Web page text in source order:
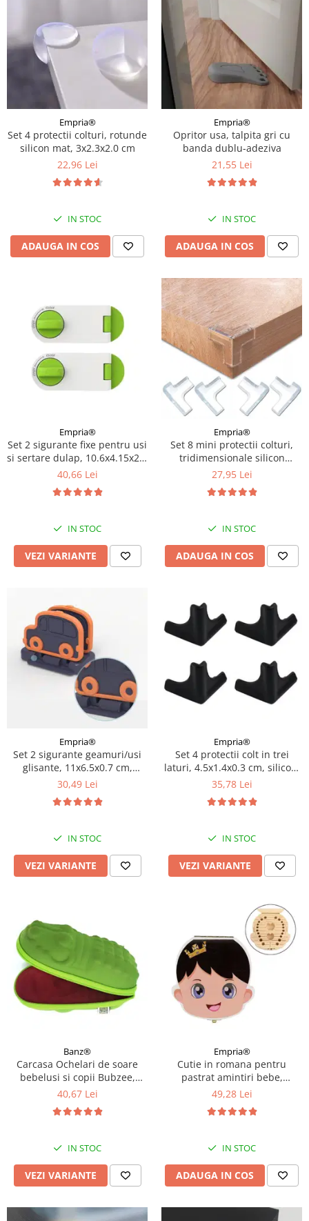
Empria®
Set 4 protectii colturi, rotunde
silicon mat, 3x2.3x2.0 cm
22,96 Lei
IN STOC
ADAUGA IN COS
Empria®
Opritor usa, talpita gri cu
banda dublu-adeziva
21,55 Lei
IN STOC
ADAUGA IN COS
Empria®
Set 2 sigurante fixe pentru usi
si sertare dulap, 10.6x4.15x2.2
cm, Diverse culori
40,66 Lei
IN STOC
VEZI VARIANTE
Empria®
Set 8 mini protectii colturi,
tridimensionale silicon
transparent, 2.4x0.8x0.3 cm
27,95 Lei
IN STOC
ADAUGA IN COS
Empria®
Set 2 sigurante geamuri/usi
glisante, 11x6.5x0.7 cm,
Diverse culori
30,49 Lei
IN STOC
VEZI VARIANTE
Empria®
Set 4 protectii colt in trei
laturi, 4.5x1.4x0.3 cm, silicon,
Diverse culori
35,78 Lei
IN STOC
VEZI VARIANTE
Banz®
Carcasa Ochelari de soare
bebelusi si copii Bubzee,
Diverse culori
40,67 Lei
IN STOC
VEZI VARIANTE
Empria®
Cutie in romana pentru
pastrat amintiri bebe,
colorata, gravata
49,28 Lei
IN STOC
ADAUGA IN COS